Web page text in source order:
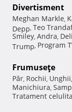
Divertisment
Meghan Markle,
Depp, Teo
Smiley, Andra,
Trump, Program
Frumuseţe
Păr, Rochii, Unghii,
Manichiura,
Tratament celulita